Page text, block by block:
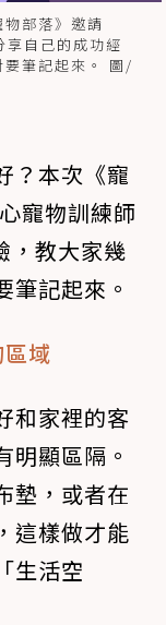
部落》邀請
自己的成功經
要筆記起來。 圖/
？本次《寵
寵物訓練師
，教大家幾
筆記起來。
域
和家裡的客
明顯區隔。
墊，或者在
這樣做才能
生活空